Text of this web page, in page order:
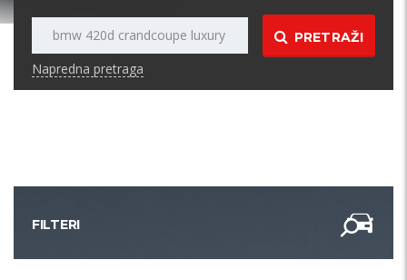
PRETRAŽI
Napredna pretraga
FILTERI